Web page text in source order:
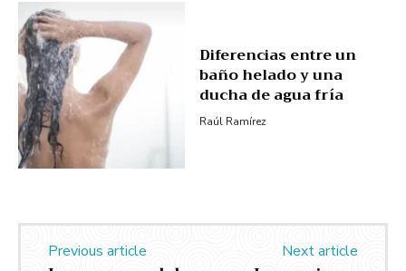
Diferencias entre un
baño helado y una
ducha de agua fría
Raúl Ramírez
Previous article Next article